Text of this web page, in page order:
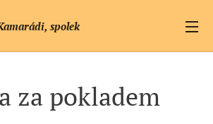
spolek
za pokladem